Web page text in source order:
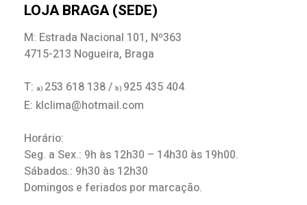
LOJA BRAGA (SEDE)
M: Estrada Nacional 101, Nº363
4715-213 Nogueira, Braga
T: a) 253 618 138 / b) 925 435 404
E: klclima@hotmail.com
Horário:
Seg. a Sex.: 9h às 12h30 – 14h30 às 19h00.
Sábados.: 9h30 às 12h30
Domingos e feriados por marcação.